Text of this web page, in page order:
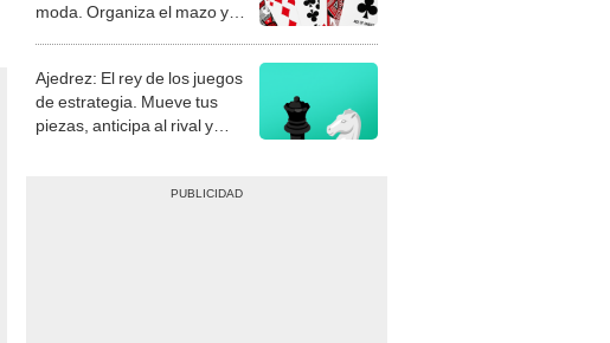
moda. Organiza el mazo y
Ajedrez: El rey de los juegos
de estrategia. Mueve tus
piezas, anticipa al rival y